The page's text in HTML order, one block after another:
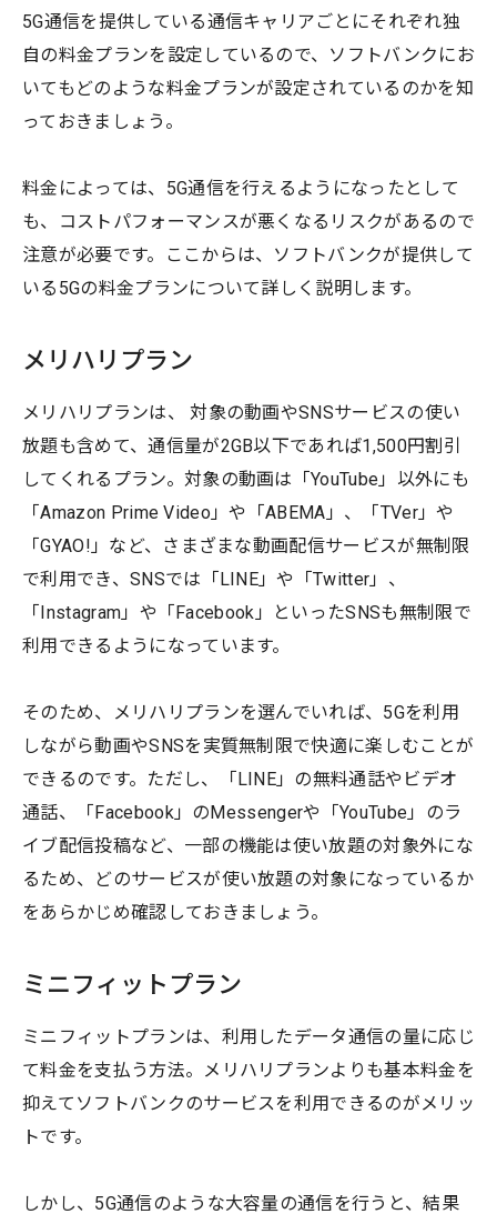
5G通信を提供している通信キャリアごとにそれぞれ独
自の料金プランを設定しているので、ソフトバンクにお
いてもどのような料金プランが設定されているのかを知
っておきましょう。
料金によっては、5G通信を行えるようになったとして
も、コストパフォーマンスが悪くなるリスクがあるので
注意が必要です。ここからは、ソフトバンクが提供して
いる5Gの料金プランについて詳しく説明します。
メリハリプラン
メリハリプランは、 対象の動画やSNSサービスの使い
放題も含めて、通信量が2GB以下であれば1,500円割引
してくれるプラン。対象の動画は「YouTube」以外にも
「Amazon Prime Video」や「ABEMA」、「TVer」や
「GYAO!」など、さまざまな動画配信サービスが無制限
で利用でき、SNSでは「LINE」や「Twitter」、
「Instagram」や「Facebook」といったSNSも無制限で
利用できるようになっています。
そのため、メリハリプランを選んでいれば、5Gを利用
しながら動画やSNSを実質無制限で快適に楽しむことが
できるのです。ただし、「LINE」の無料通話やビデオ
通話、「Facebook」のMessengerや「YouTube」のラ
イブ配信投稿など、一部の機能は使い放題の対象外にな
るため、どのサービスが使い放題の対象になっているか
をあらかじめ確認しておきましょう。
ミニフィットプラン
ミニフィットプランは、利用したデータ通信の量に応じ
て料金を支払う方法。メリハリプランよりも基本料金を
抑えてソフトバンクのサービスを利用できるのがメリッ
トです。
しかし、5G通信のような大容量の通信を行うと、結果